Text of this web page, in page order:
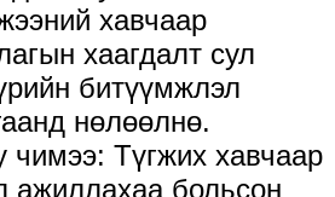
хавчаар
хаагдалт сул
битүүмжлэл
нөлөөлнө.
чимээ: Түгжих хавчаар
ажиллахаа больсон